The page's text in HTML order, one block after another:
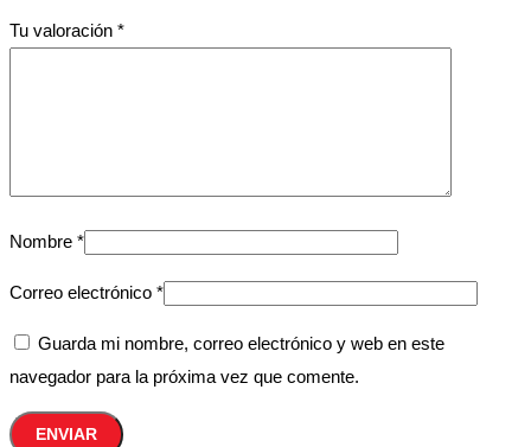
Tu valoración *
Nombre *
Correo electrónico *
Guarda mi nombre, correo electrónico y web en este
navegador para la próxima vez que comente.